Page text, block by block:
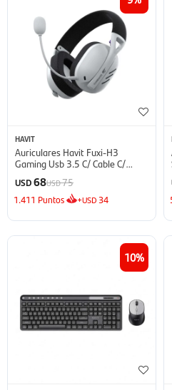
HAVIT
Auriculares Havit Fuxi-H3
Gaming Usb 3.5 C/ Cable C/
Microfono Bluetooth - Negro
USD68USD75
1.411 Puntos +USD 34
10